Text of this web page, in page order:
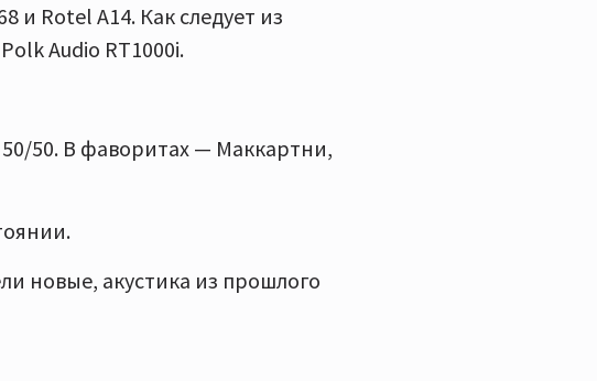
и Rotel A14. Как следует из
Audio RT1000i.
50. В фаворитах — Маккартни,
новые, акустика из прошлого